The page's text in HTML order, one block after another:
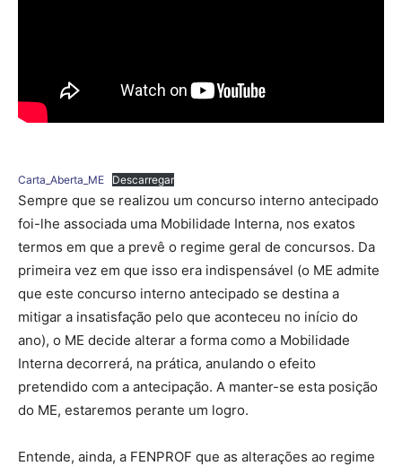
Carta_Aberta_ME Descarregar
Sempre que se realizou um concurso interno antecipado
foi-lhe associada uma Mobilidade Interna, nos exatos
termos em que a prevê o regime geral de concursos. Da
primeira vez em que isso era indispensável (o ME admite
que este concurso interno antecipado se destina a
mitigar a insatisfação pelo que aconteceu no início do
ano), o ME decide alterar a forma como a Mobilidade
Interna decorrerá, na prática, anulando o efeito
pretendido com a antecipação. A manter-se esta posição
do ME, estaremos perante um logro.
Entende, ainda, a FENPROF que as alterações ao regime